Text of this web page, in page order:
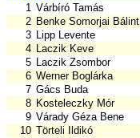
1 Várbíró Tamás
2 Benke Somorjai Bálint
3 Lipp Levente
4 Laczik Keve
5 Laczik Zsombor
6 Werner Boglárka
7 Gács Buda
8 Kosteleczky Mór
9 Várady Géza Bene
10 Törteli Ildikó